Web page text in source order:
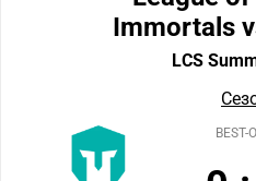
Immortals
LCS
BEST-